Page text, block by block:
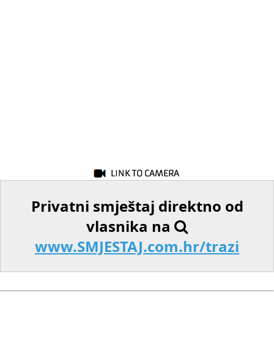
Privatni smještaj direktno od
vlasnika na
www.SMJESTAJ.com.hr/trazi